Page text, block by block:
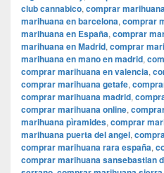
club cannabico, comprar
marihuana en barcelona, comprar
marihuana en España, comprar
marihuana en Madrid, comprar
marihuana en mano en madrid,
comprar marihuana en valencia,
comprar marihuana getafe,
comprar marihuana madrid,
comprar marihuana online,
marihuana pìramides, comprar
marihuana puerta del angel,
comprar marihuana rara españa,
comprar marihuana sansebastian